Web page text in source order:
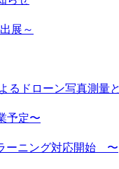
展～
るドローン写真測量
予定〜
ーニング対応開始 〜